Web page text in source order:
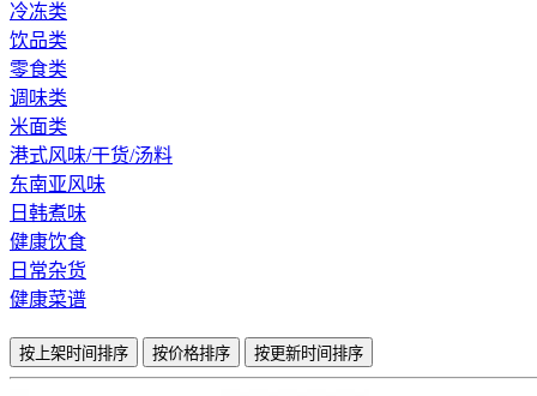
冷冻类
饮品类
零食类
调味类
米面类
港式风味/干货/汤料
东南亚风味
日韩煮味
健康饮食
日常杂货
健康菜谱
按上架时间排序 按价格排序 按更新时间排序